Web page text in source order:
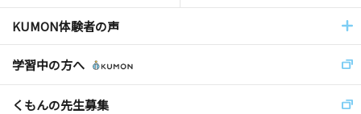
KUMON体験者の声
学習中の方へ
くもんの先生募集